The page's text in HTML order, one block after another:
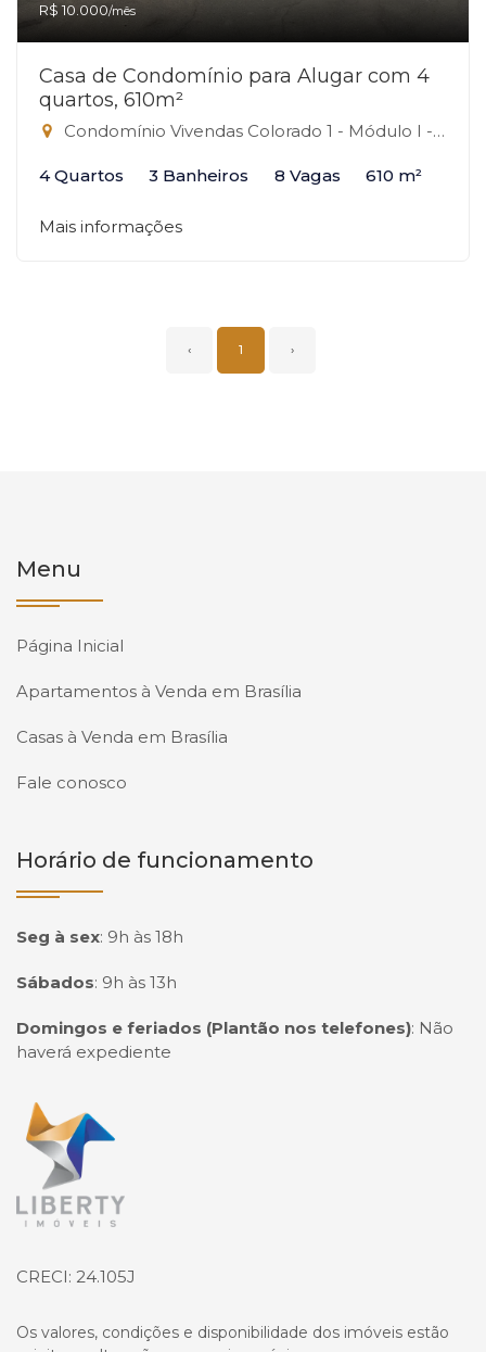
R$ 10.000/mês
Casa de Condomínio para Alugar com 4
quartos, 610m²
Condomínio Vivendas Colorado 1 - Módulo I - Casa 9, Casa 9 - Grande Colorado, Sobradinho-DF
4 Quartos 3 Banheiros 8 Vagas 610 m²
Mais informações
‹ 1 ›
Menu
Página Inicial
Apartamentos à Venda em Brasília
Casas à Venda em Brasília
Fale conosco
Horário de funcionamento
Seg à sex: 9h às 18h
Sábados: 9h às 13h
Domingos e feriados (Plantão nos telefones): Não
haverá expediente
Página inicial
CRECI: 24.105J
Os valores, condições e disponibilidade dos imóveis estão